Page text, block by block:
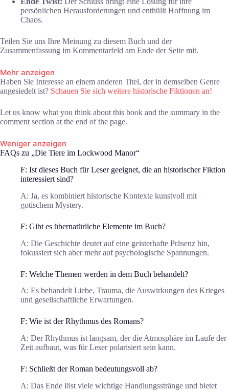
persönlichen Herausforderungen und enthüllt Hoffnung im
Chaos.
Teilen Sie uns Ihre Meinung zu diesem Buch und der
Zusammenfassung im Kommentarfeld am Ende der Seite mit.
Mehr anzeigen
Haben Sie Interesse an einem anderen Titel, der in demselben Genre
angesiedelt ist? Schauen Sie sich weitere historische Fiktionen an!
Let us know what you think about this book and the summary in the
comment section at the end of the page.
Weniger anzeigen
FAQs zu „Die Tiere im Lockwood Manor“
F: Ist dieses Buch für Leser geeignet, die an historischer Fiktion
interessiert sind?
A: Ja, es kombiniert historische Kontexte kunstvoll mit
gotischem Mystery.
F: Gibt es übernatürliche Elemente im Buch?
A: Die Geschichte deutet auf eine geisterhafte Präsenz hin,
fokussiert sich aber mehr auf psychologische Spannungen.
F: Welche Themen werden in dem Buch behandelt?
A: Es behandelt Liebe, Trauma, die Auswirkungen des Krieges
und gesellschaftliche Erwartungen.
F: Wie ist der Rhythmus des Romans?
A: Der Rhythmus ist langsam, der die Atmosphäre im Laufe der
Zeit aufbaut, was für Leser polarisiert sein kann.
F: Schließt der Roman bedeutungsvoll ab?
A: Das Ende löst viele wichtige Handlungsstränge und bietet